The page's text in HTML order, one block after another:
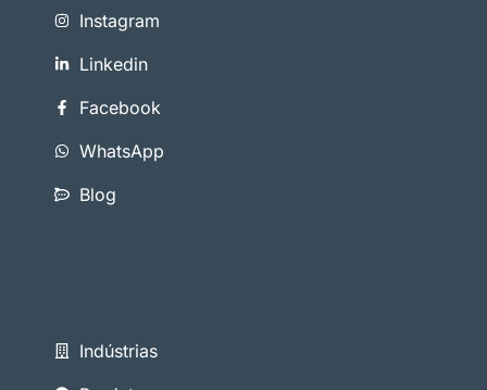
Instagram
Linkedin
Facebook
WhatsApp
Blog
Indústrias